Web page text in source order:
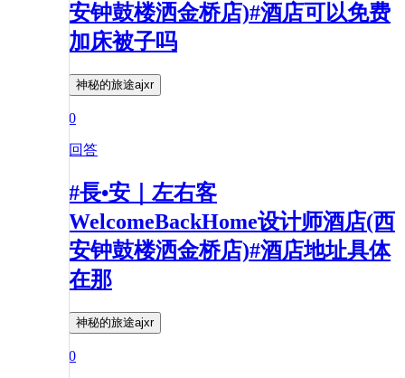
安钟鼓楼洒金桥店)#酒店可以免费
加床被子吗
神秘的旅途ajxr
0
回答
#長•安｜左右客
WelcomeBackHome设计师酒店(西
安钟鼓楼洒金桥店)#酒店地址具体
在那
神秘的旅途ajxr
0